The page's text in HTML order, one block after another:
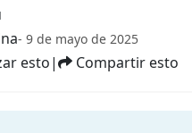
- 9 de mayo de 2025
esto| Compartir esto